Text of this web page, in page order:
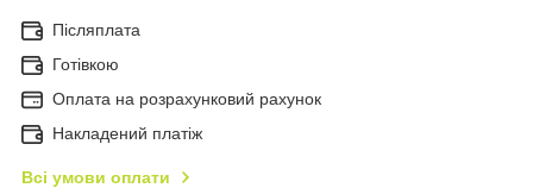
Післяплата
Готівкою
Оплата на розрахунковий рахунок
Накладений платіж
Всі умови оплати